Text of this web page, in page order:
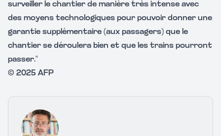
surveiller le chantier de manière très intense avec
des moyens technologiques pour pouvoir donner une
garantie supplémentaire (aux passagers) que le
chantier se déroulera bien et que les trains pourront
passer."
© 2025 AFP